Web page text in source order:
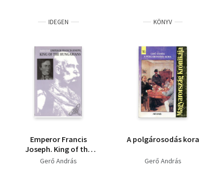
IDEGEN
Emperor Francis
Joseph. King of the
Hungarions
Gerő András
KÖNYV
A polgárosodás kora
Gerő András